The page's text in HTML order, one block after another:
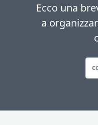
Ecco una
a